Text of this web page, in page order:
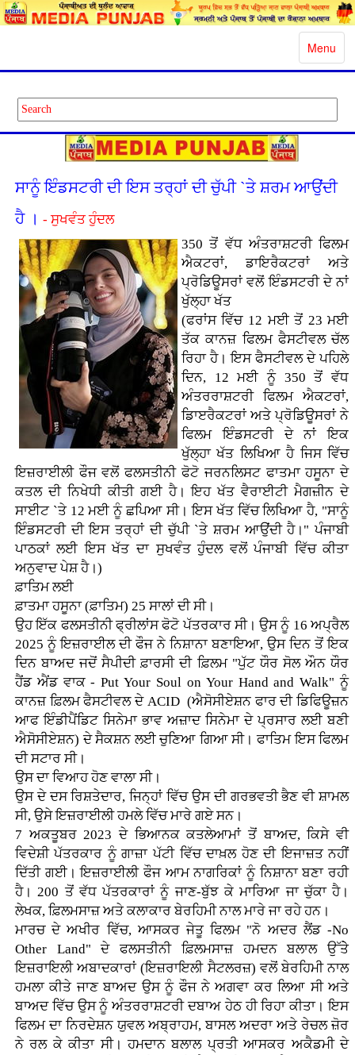
Toggle
Menu
ਸਾਨੂੰ ਇੰਡਸਟਰੀ ਦੀ ਇਸ ਤਰ੍ਹਾਂ ਦੀ ਚੁੱਪੀ `ਤੇ ਸ਼ਰਮ ਆਉਂਦੀ
ਹੈ । - ਸੁਖਵੰਤ ਹੁੰਦਲ
350 ਤੋਂ ਵੱਧ ਅੰਤਰਾਸ਼ਟਰੀ ਫਿਲਮ
ਐਕਟਰਾਂ, ਡਾਇਰੈਕਟਰਾਂ ਅਤੇ
ਪ੍ਰੋਡਿਊਸਰਾਂ ਵਲੋਂ ਇੰਡਸਟਰੀ ਦੇ ਨਾਂ
ਖੁੱਲ੍ਹਾ ਖੱਤ
(ਫਰਾਂਸ ਵਿੱਚ 12 ਮਈ ਤੋਂ 23 ਮਈ
ਤੱਕ ਕਾਨਜ਼ ਫਿਲਮ ਫੈਸਟੀਵਲ ਚੱਲ
ਰਿਹਾ ਹੈ। ਇਸ ਫੈਸਟੀਵਲ ਦੇ ਪਹਿਲੇ
ਦਿਨ, 12 ਮਈ ਨੂੰ 350 ਤੋਂ ਵੱਧ
ਅੰਤਰਰਾਸ਼ਟਰੀ ਫਿਲਮ ਐਕਟਰਾਂ,
ਡਾਿੲਰੈਕਟਰਾਂ ਅਤੇ ਪ੍ਰੋਡਿਊਸਰਾਂ ਨੇ
ਫਿਲਮ ਇੰਡਸਟਰੀ ਦੇ ਨਾਂ ਇਕ
ਖੁੱਲ੍ਹਾ ਖੱਤ ਲਿਖਿਆ ਹੈ ਜਿਸ ਵਿੱਚ
ਇਜ਼ਰਾਈਲੀ ਫੌਜ ਵਲੋਂ ਫਲਸਤੀਨੀ ਫੋਟੋ ਜਰਨਲਿਸਟ ਫਾਤਮਾ ਹਸੂਨਾ ਦੇ
ਕਤਲ ਦੀ ਨਿਖੇਧੀ ਕੀਤੀ ਗਈ ਹੈ। ਇਹ ਖੱਤ ਵੈਰਾਈਟੀ ਮੈਗਜ਼ੀਨ ਦੇ
ਸਾਈਟ `ਤੇ 12 ਮਈ ਨੂੰ ਛਪਿਆ ਸੀ। ਇਸ ਖੱਤ ਵਿੱਚ ਲਿਖਿਆ ਹੈ, "ਸਾਨੂੰ
ਇੰਡਸਟਰੀ ਦੀ ਇਸ ਤਰ੍ਹਾਂ ਦੀ ਚੁੱਪੀ `ਤੇ ਸ਼ਰਮ ਆਉਂਦੀ ਹੈ।" ਪੰਜਾਬੀ
ਪਾਠਕਾਂ ਲਈ ਇਸ ਖੱਤ ਦਾ ਸੁਖਵੰਤ ਹੁੰਦਲ ਵਲੋਂ ਪੰਜਾਬੀ ਵਿੱਚ ਕੀਤਾ
ਅਨੁਵਾਦ ਪੇਸ਼ ਹੈ।)
ਫ਼ਾਤਿਮ ਲਈ
ਫ਼ਾਤਮਾ ਹਸੂਨਾ (ਫ਼ਾਤਿਮ) 25 ਸਾਲਾਂ ਦੀ ਸੀ।
ਉਹ ਇੱਕ ਫਲਸਤੀਨੀ ਫ੍ਰੀਲਾਂਸ ਫੋਟੋ ਪੱਤਰਕਾਰ ਸੀ। ਉਸ ਨੂੰ 16 ਅਪ੍ਰੈਲ
2025 ਨੂੰ ਇਜ਼ਰਾਈਲ ਦੀ ਫੌਜ ਨੇ ਨਿਸ਼ਾਨਾ ਬਣਾਇਆ, ਉਸ ਦਿਨ ਤੋਂ ਇਕ
ਦਿਨ ਬਾਅਦ ਜਦੋਂ ਸੈਪੀਦੀ ਫ਼ਾਰਸੀ ਦੀ ਫ਼ਿਲਮ "ਪੁੱਟ ਯੌਰ ਸੋਲ ਔਨ ਯੌਰ
ਹੈਂਡ ਐਂਡ ਵਾਕ - Put Your Soul on Your Hand and Walk" ਨੂੰ
ਕਾਨਜ਼ ਫ਼ਿਲਮ ਫੈਸਟੀਵਲ ਦੇ ACID (ਐਸੋਸੀਏਸ਼ਨ ਫਾਰ ਦੀ ਡਿਫਿਊਜ਼ਨ
ਆਫ ਇੰਡੀਪੈਂਡਿਟ ਸਿਨੇਮਾ ਭਾਵ ਅਜ਼ਾਦ ਸਿਨੇਮਾ ਦੇ ਪ੍ਰਸਾਰ ਲਈ ਬਣੀ
ਐਸੋਸੀਏਸ਼ਨ) ਦੇ ਸੈਕਸ਼ਨ ਲਈ ਚੁਣਿਆ ਗਿਆ ਸੀ। ਫਾਤਿਮ ਇਸ ਫਿਲਮ
ਦੀ ਸਟਾਰ ਸੀ।
ਉਸ ਦਾ ਵਿਆਹ ਹੋਣ ਵਾਲਾ ਸੀ।
ਉਸ ਦੇ ਦਸ ਰਿਸ਼ਤੇਦਾਰ, ਜਿਨ੍ਹਾਂ ਵਿੱਚ ਉਸ ਦੀ ਗਰਭਵਤੀ ਭੈਣ ਵੀ ਸ਼ਾਮਲ
ਸੀ, ਉਸੇ ਇਜ਼ਰਾਈਲੀ ਹਮਲੇ ਵਿੱਚ ਮਾਰੇ ਗਏ ਸਨ।
7 ਅਕਤੂਬਰ 2023 ਦੇ ਭਿਆਨਕ ਕਤਲੇਆਮਾਂ ਤੋਂ ਬਾਅਦ, ਕਿਸੇ ਵੀ
ਵਿਦੇਸ਼ੀ ਪੱਤਰਕਾਰ ਨੂੰ ਗਾਜ਼ਾ ਪੱਟੀ ਵਿੱਚ ਦਾਖ਼ਲ ਹੋਣ ਦੀ ਇਜਾਜ਼ਤ ਨਹੀਂ
ਦਿੱਤੀ ਗਈ। ਇਜ਼ਰਾਈਲੀ ਫੌਜ ਆਮ ਨਾਗਰਿਕਾਂ ਨੂੰ ਨਿਸ਼ਾਨਾ ਬਣਾ ਰਹੀ
ਹੈ। 200 ਤੋਂ ਵੱਧ ਪੱਤਰਕਾਰਾਂ ਨੂੰ ਜਾਣ-ਬੁੱਝ ਕੇ ਮਾਰਿਆ ਜਾ ਚੁੱਕਾ ਹੈ।
ਲੇਖਕ, ਫ਼ਿਲਮਸਾਜ਼ ਅਤੇ ਕਲਾਕਾਰ ਬੇਰਹਿਮੀ ਨਾਲ ਮਾਰੇ ਜਾ ਰਹੇ ਹਨ।
ਮਾਰਚ ਦੇ ਅਖੀਰ ਵਿੱਚ, ਆਸਕਰ ਜੇਤੂ ਫਿਲਮ "ਨੋ ਅਦਰ ਲੈਂਡ -No
Other Land" ਦੇ ਫਲਸਤੀਨੀ ਫ਼ਿਲਮਸਾਜ਼ ਹਮਦਨ ਬਲਾਲ ਉੱਤੇੇ
ਇਜ਼ਰਾਇਲੀ ਅਬਾਦਕਾਰਾਂ (ਇਜ਼ਰਾਇਲੀ ਸੈਟਲਰਜ਼) ਵਲੋਂ ਬੇਰਹਿਮੀ ਨਾਲ
ਹਮਲਾ ਕੀਤੇ ਜਾਣ ਬਾਅਦ ਉਸ ਨੂੰ ਫੌਜ ਨੇ ਅਗਵਾ ਕਰ ਲਿਆ ਸੀ ਅਤੇ
ਬਾਅਦ ਵਿੱਚ ਉਸ ਨੂੰ ਅੰਤਰਰਾਸ਼ਟਰੀ ਦਬਾਅ ਹੇਠ ਹੀ ਰਿਹਾ ਕੀਤਾ। ਇਸ
ਫਿਲਮ ਦਾ ਨਿਰਦੇਸ਼ਨ ਯੁਵਲ ਅਬ੍ਰਾਹਮ, ਬਾਸਲ ਅਦਰਾ ਅਤੇ ਰੇਚਲ ਜ਼ੋਰ
ਨੇ ਰਲ ਕੇ ਕੀਤਾ ਸੀ। ਹਮਦਾਨ ਬਲਾਲ ਪ੍ਰਤੀ ਆਸਕਰ ਅਕੈਡਮੀ ਦੇ